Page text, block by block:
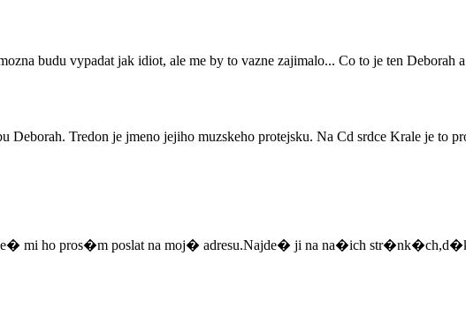
budu vypadat jak idiot, ale me by to vazne zajimalo... Co to je ten Deborah
Deborah. Tredon je jmeno jejiho muzskeho protejsku. Na Cd srdce Krale je to
mi ho pros�m poslat na moj� adresu.Najde� ji na na�ich